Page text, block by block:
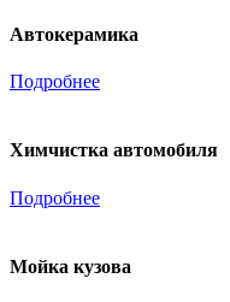
Автокерамика
Подробнее
Химчистка автомобиля
Подробнее
Мойка кузова